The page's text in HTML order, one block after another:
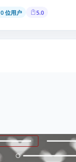
0 位用户 5.0